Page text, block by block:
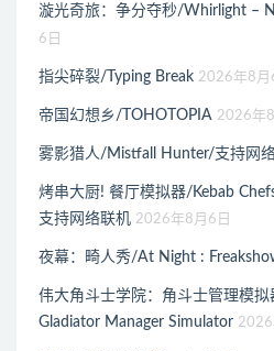
漩光奇旅：争分夺秒/Whirlight –
6日
指尖碎裂/Typing Break 2026年8月
帝国幻想乡/TOHOTOPIA 2026年
雾影猎人/Mistfall Hunter/支持网
烤串大厨! 餐厅模拟器/Kebab
支持网络联机 2026年8月6日
夜幕：畸人秀/At Night :
伟大角斗士学院：角斗士管理模
Gladiator Manager Simulator 2026